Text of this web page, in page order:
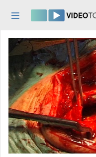
Kezdőlap
Bejelentkezés
Felfedezés
Kategóriák
Lejátszási listák
Intézmények